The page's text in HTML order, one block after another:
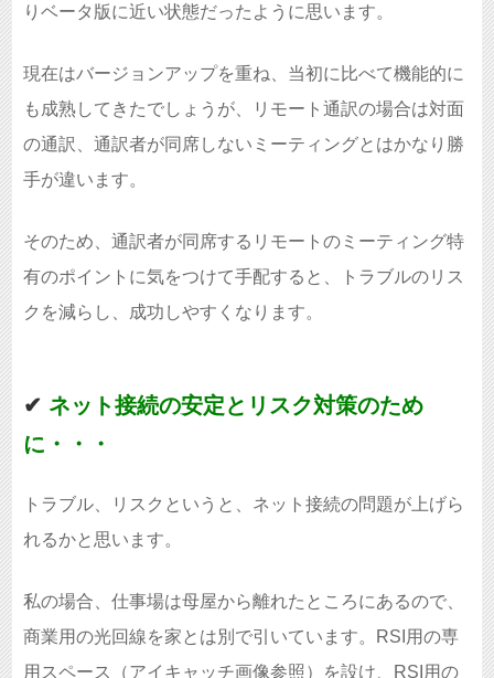
りベータ版に近い状態だったように思います。
現在はバージョンアップを重ね、当初に比べて機能的に
も成熟してきたでしょうが、リモート通訳の場合は対面
の通訳、通訳者が同席しないミーティングとはかなり勝
手が違います。
そのため、通訳者が同席するリモートのミーティング特
有のポイントに気をつけて手配すると、トラブルのリス
クを減らし、成功しやすくなります。
✔︎ ネット接続の安定とリスク対策のため
に・・・
トラブル、リスクというと、ネット接続の問題が上げら
れるかと思います。
私の場合、仕事場は母屋から離れたところにあるので、
商業用の光回線を家とは別で引いています。RSI用の専
用スペース（アイキャッチ画像参照）を設け、RSI用の